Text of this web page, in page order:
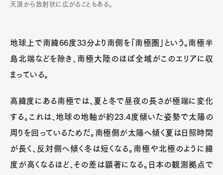
天頂から放射状に広がることもある。
地球上で南緯66度33分より南側を「南極圏」という。南極半
島北端などを除き、南極大陸のほぼ全域がこのエリアに収
まっている。
高緯度にある南極では、夏と冬で昼夜の長さが極端に変化
する。これは、地球の地軸が約23.4度傾いた姿勢で太陽の
周りを回っているためだ。南極側が太陽へ傾く夏は日照時間
が長く、反対側へ傾く冬は短くなる。南極や北極のように緯
度が高くなるほど、その差は顕著になる。日本の観測拠点で